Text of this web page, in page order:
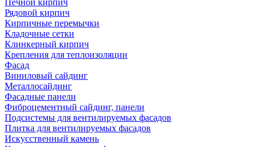
Печной кирпич
Рядовой кирпич
Кирпичные перемычки
Кладочные сетки
Клинкерный кирпич
Крепления для теплоизоляции
Фасад
Виниловый сайдинг
Металлосайдинг
Фасадные панели
Фиброцементный сайдинг, панели
Подсистемы для вентилируемых фасадов
Плитка для вентилируемых фасадов
Искусственный камень